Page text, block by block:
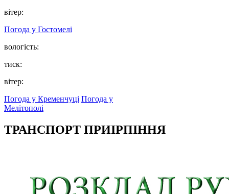
вітер:
Погода у Гостомелі
вологість:
тиск:
вітер:
Погода у Кременчуці Погода у
Мелітополі
ТРАНСПОРТ ПРИІРПІННЯ